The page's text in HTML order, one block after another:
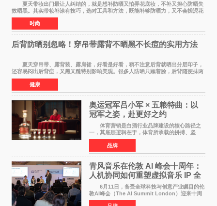
夏天带妆出门最让人纠结的，就是想补防晒又怕弄花底妆，不补又担心防晒失
效晒黑。其实带妆补涂有技巧，选对工具和方法，既能补够防晒力，又不会搓泥花
妆，全天持妆和防护可以同时兼顾。 第
时尚
后背防晒别忽略！穿吊带露背不晒黑不长痘的实用方法
夏天穿吊带、露背装、露肩裙，好看是好看，稍不注意后背就晒出分层印子，
还容易闷出后背痘，又黑又糙特别影响美观。很多人防晒只顾着脸，后背随便抹两
下甚至完全不涂，结果晒黑后好几个月都白
健康
奥运冠军吕小军 × 五粮特曲：以
冠军之姿，赴更好之约
体育营销是白酒行业品牌建设的核心路径之
一，其底层逻辑在于，体育所承载的拼搏、坚
守、超越等正向精神，能为白酒品牌注入人格化
的精神内核，同时体育受众与白酒主流消费群体
高度重合，可有效
品牌
青风音乐在伦敦 AI 峰会十周年：
人机协同如何重塑虚拟音乐 IP 全
球化路径？
6月11日，备受全球科技与创意产业瞩目的伦
敦AI峰会（The AI Summit London）迎来十周
年盛典。这场横跨科技、文娱、资本的国际盛